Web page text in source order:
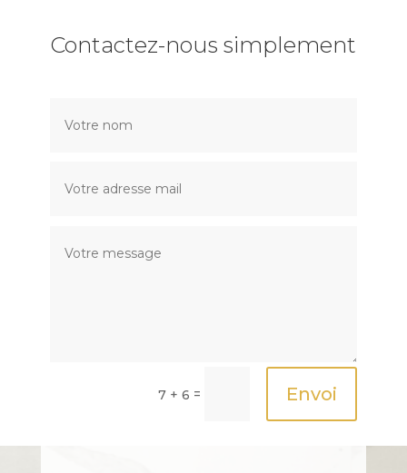
Contactez-nous simplement
7 + 6 = Envoi